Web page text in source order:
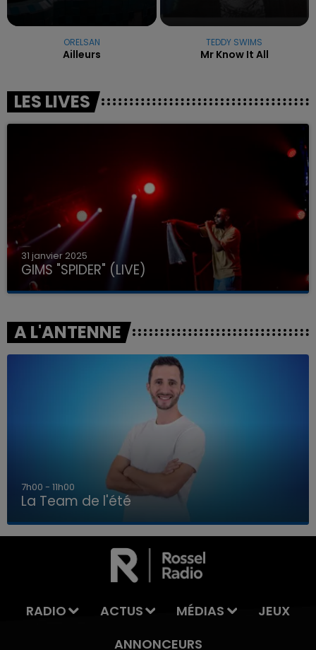
LA TEAM DE L'ÉTÉ
ORELSAN
Ailleurs
TEDDY SWIMS
Mr Know It All
LES LIVES
31 janvier 2025
GIMS "SPIDER" (LIVE)
A L'ANTENNE
7h00 - 11h00
La Team de l'été
RADIO ACTUS MÉDIAS
JEUX
ANNONCEURS